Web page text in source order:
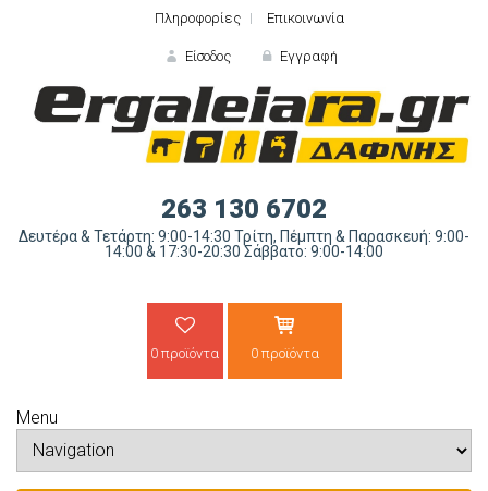
Πληροφορίες Επικοινωνία
Είσοδος
ΕΙΣΟΔΟΣ
Εγγραφή
263 130 6702
Δευτέρα & Τετάρτη: 9:00-14:30 Τρίτη, Πέμπτη & Παρασκευή: 9:00-
14:00 & 17:30-20:30 Σάββατο: 9:00-14:00
0 προϊόντα 0 προϊόντα
Menu